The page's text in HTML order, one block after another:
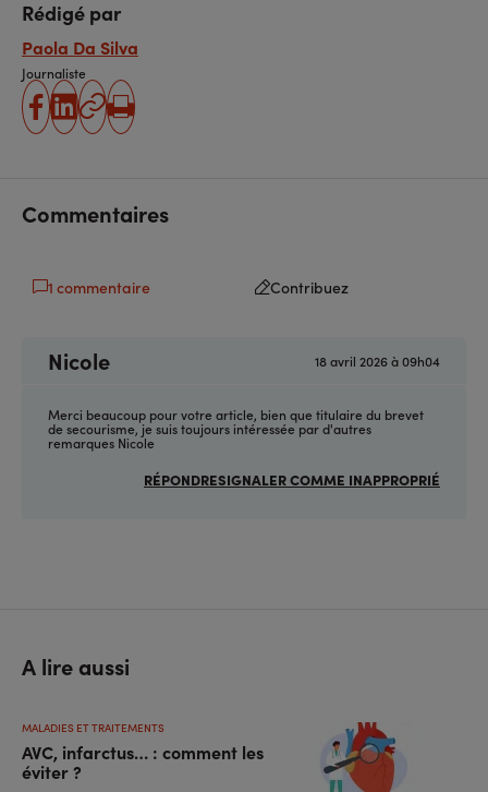
Rédigé par
Paola Da Silva
Journaliste
partager
partager
Copier
Imprimer
Commentaires
1 commentaire Contribuez
Nicole 18 avril 2026 à 09h04
Merci beaucoup pour votre article, bien que titulaire du brevet
de secourisme, je suis toujours intéressée par d'autres
remarques Nicole
RÉPONDRESIGNALER COMME INAPPROPRIÉ
A lire aussi
AVC, infarctus… : comment les
éviter ?
MALADIES ET TRAITEMENTS